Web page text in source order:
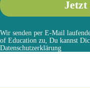
Wir senden per E-Mail
of Education zu, Du kannst
Datenschutzerklärung